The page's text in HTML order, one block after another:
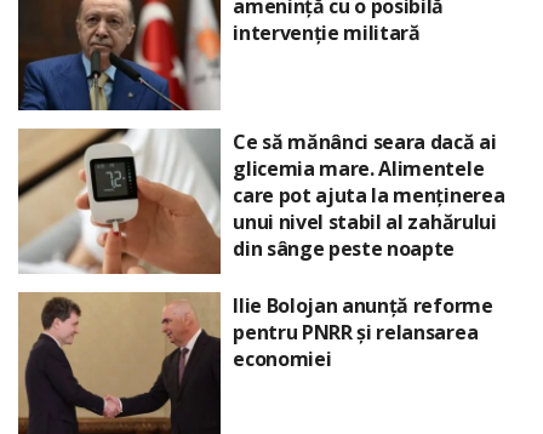
amenință cu o posibilă
intervenție militară
Ce să mănânci seara dacă ai
glicemia mare. Alimentele
care pot ajuta la menținerea
unui nivel stabil al zahărului
din sânge peste noapte
Ilie Bolojan anunță reforme
pentru PNRR și relansarea
economiei